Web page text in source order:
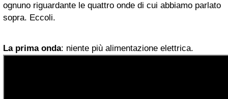
ognuno riguardante le quattro onde di cui abbiamo parlato
sopra. Eccoli.
La prima onda: niente più alimentazione elettrica.